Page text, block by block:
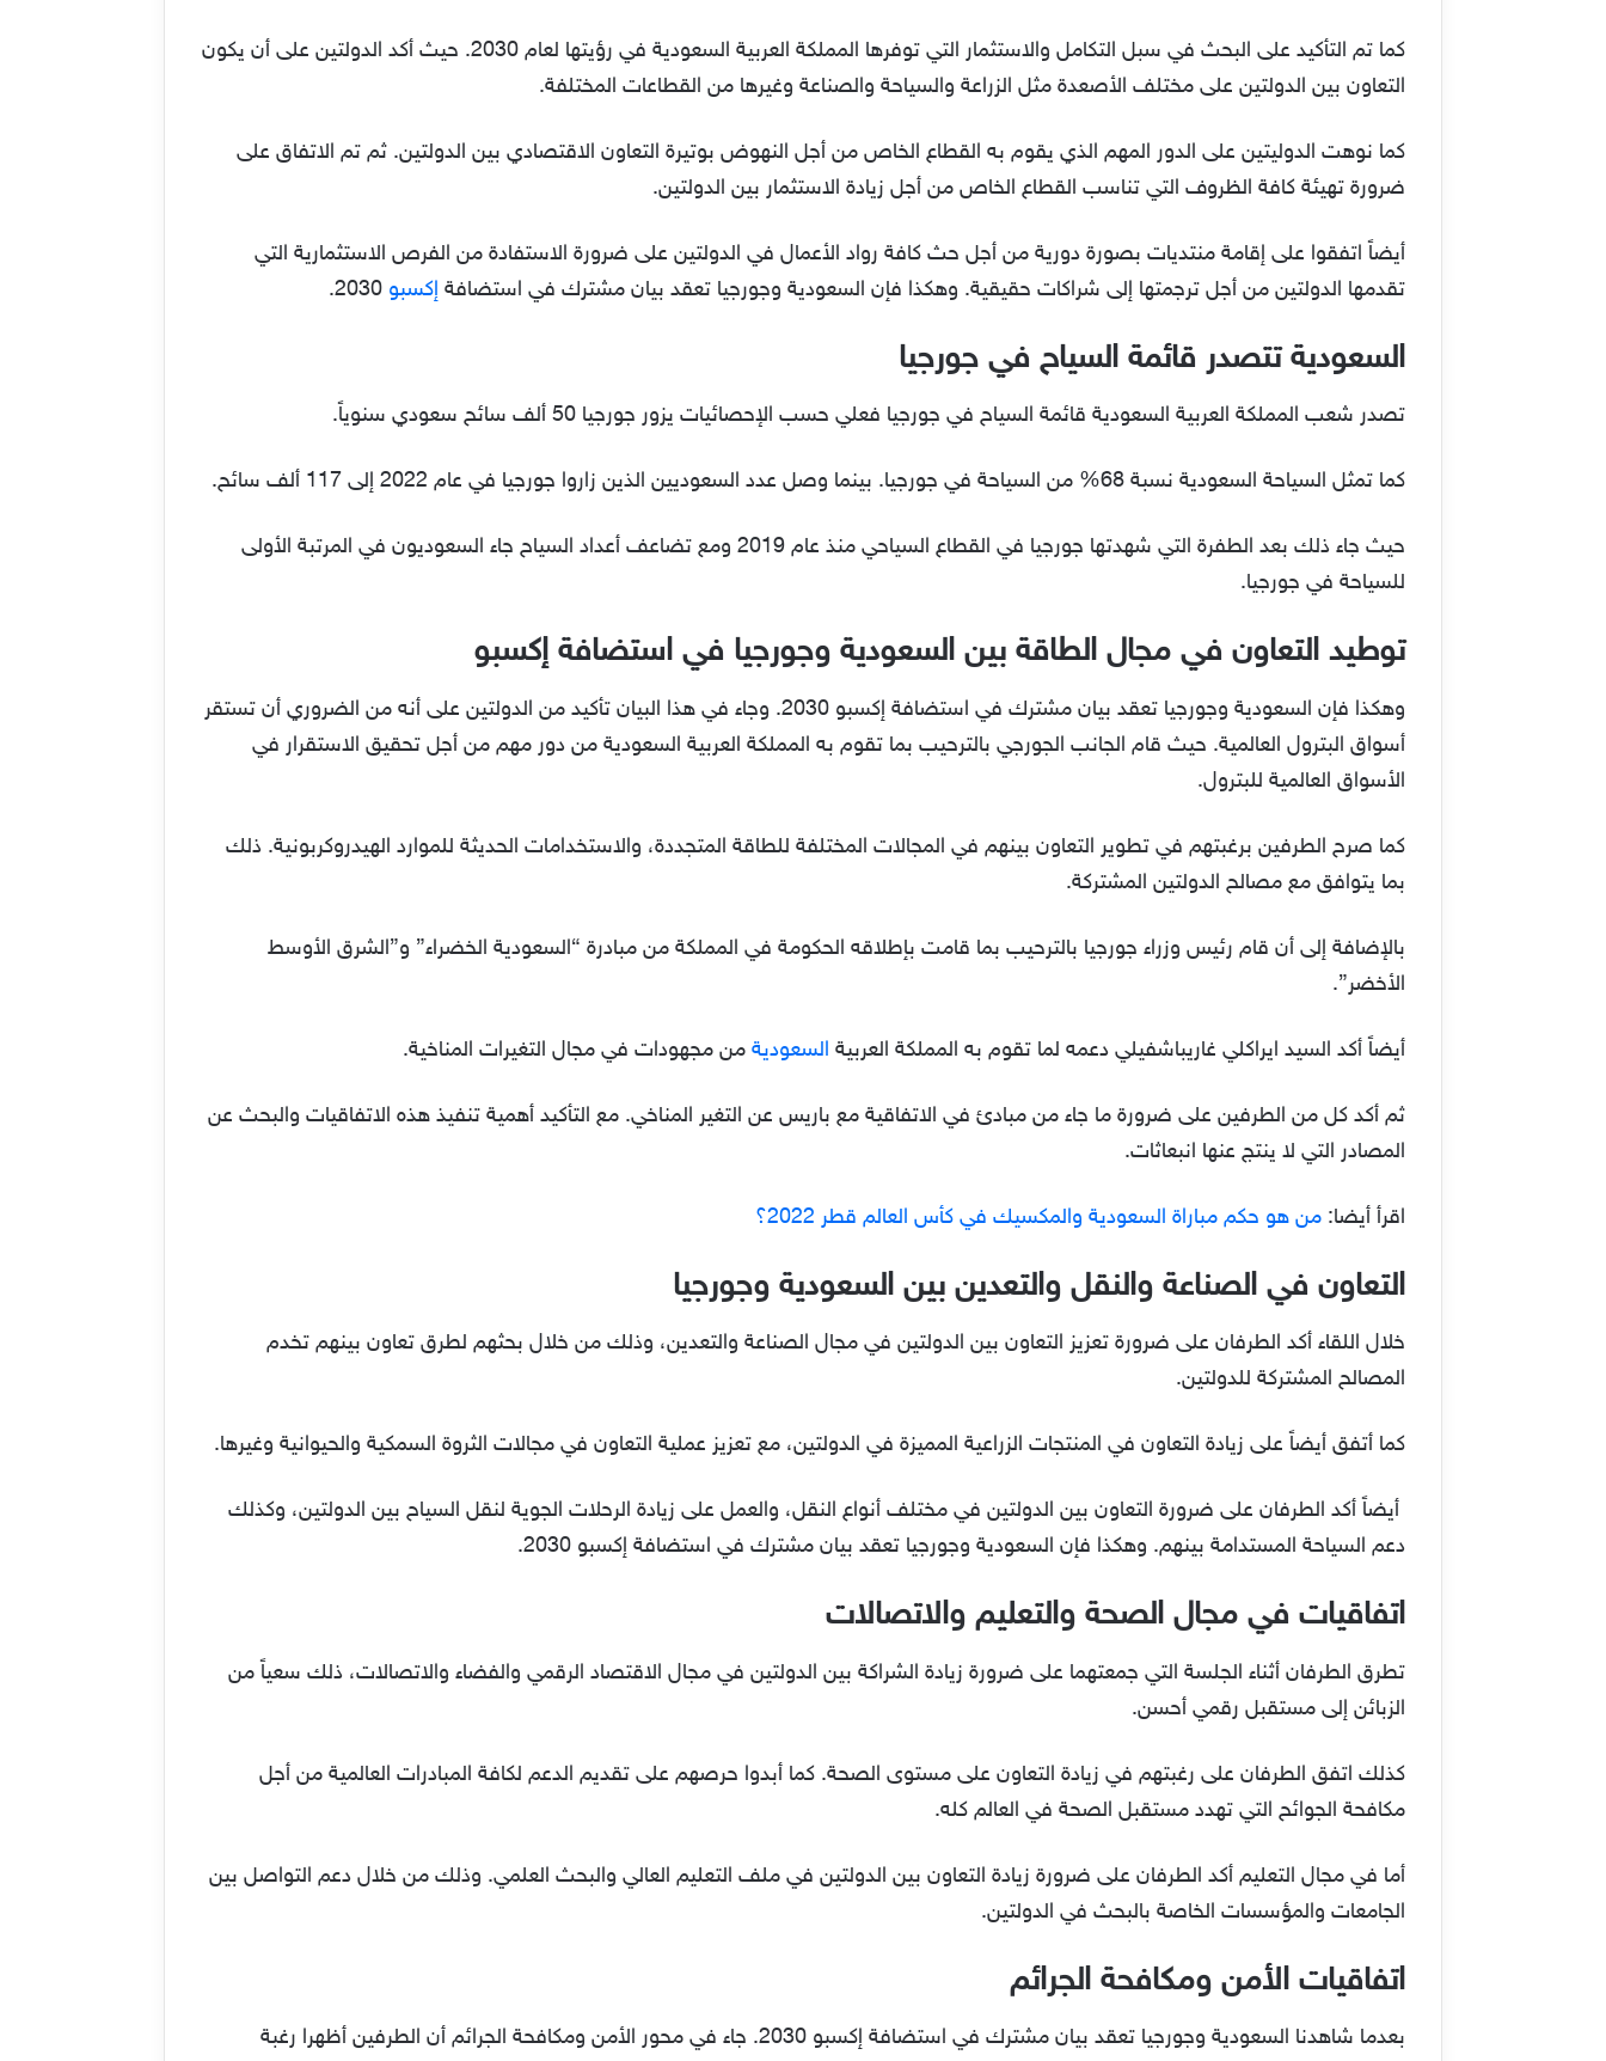
كما تم التأكيد على البحث في سبل التكامل والاستثمار التي توفرها المملكة العربية السعودية في رؤيتها لعام 2030. حيث أكد الدولتين على أن يكون
التعاون بين الدولتين على مختلف الأصعدة مثل الزراعة والسياحة والصناعة وغيرها من القطاعات المختلفة.
كما نوهت الدوليتين على الدور المهم الذي يقوم به القطاع الخاص من أجل النهوض بوتيرة التعاون الاقتصادي بين الدولتين. ثم تم الاتفاق على
ضرورة تهيئة كافة الظروف التي تناسب القطاع الخاص من أجل زيادة الاستثمار بين الدولتين.
أيضاً اتفقوا على إقامة منتديات بصورة دورية من أجل حث كافة رواد الأعمال في الدولتين على ضرورة الاستفادة من الفرص الاستثمارية التي
تقدمها الدولتين من أجل ترجمتها إلى شراكات حقيقية. وهكذا فإن السعودية وجورجيا تعقد بيان مشترك في استضافة إكسبو 2030.
السعودية تتصدر قائمة السياح في جورجيا
تصدر شعب المملكة العربية السعودية قائمة السياح في جورجيا فعلي حسب الإحصائيات يزور جورجيا 50 ألف سائح سعودي سنوياً.
كما تمثل السياحة السعودية نسبة 68% من السياحة في جورجيا. بينما وصل عدد السعوديين الذين زاروا جورجيا في عام 2022 إلى 117 ألف سائح.
حيث جاء ذلك بعد الطفرة التي شهدتها جورجيا في القطاع السياحي منذ عام 2019 ومع تضاعف أعداد السياح جاء السعوديون في المرتبة الأولى
للسياحة في جورجيا.
توطيد التعاون في مجال الطاقة بين السعودية وجورجيا في استضافة إكسبو
وهكذا فإن السعودية وجورجيا تعقد بيان مشترك في استضافة إكسبو 2030. وجاء في هذا البيان تأكيد من الدولتين على أنه من الضروري أن تستقر
أسواق البترول العالمية. حيث قام الجانب الجورجي بالترحيب بما تقوم به المملكة العربية السعودية من دور مهم من أجل تحقيق الاستقرار في
الأسواق العالمية للبترول.
كما صرح الطرفين برغبتهم في تطوير التعاون بينهم في المجالات المختلفة للطاقة المتجددة، والاستخدامات الحديثة للموارد الهيدروكربونية. ذلك
بما يتوافق مع مصالح الدولتين المشتركة.
بالإضافة إلى أن قام رئيس وزراء جورجيا بالترحيب بما قامت بإطلاقه الحكومة في المملكة من مبادرة “السعودية الخضراء” و”الشرق الأوسط
الأخضر”.
أيضاً أكد السيد ايراكلي غاريباشفيلي دعمه لما تقوم به المملكة العربية السعودية من مجهودات في مجال التغيرات المناخية.
ثم أكد كل من الطرفين على ضرورة ما جاء من مبادئ في الاتفاقية مع باريس عن التغير المناخي. مع التأكيد أهمية تنفيذ هذه الاتفاقيات والبحث عن
المصادر التي لا ينتج عنها انبعاثات.
اقرأ أيضا: من هو حكم مباراة السعودية والمكسيك في كأس العالم قطر 2022؟
التعاون في الصناعة والنقل والتعدين بين السعودية وجورجيا
خلال اللقاء أكد الطرفان على ضرورة تعزيز التعاون بين الدولتين في مجال الصناعة والتعدين، وذلك من خلال بحثهم لطرق تعاون بينهم تخدم
المصالح المشتركة للدولتين.
كما أتفق أيضاً على زيادة التعاون في المنتجات الزراعية المميزة في الدولتين، مع تعزيز عملية التعاون في مجالات الثروة السمكية والحيوانية وغيرها.
أيضاً أكد الطرفان على ضرورة التعاون بين الدولتين في مختلف أنواع النقل، والعمل على زيادة الرحلات الجوية لنقل السياح بين الدولتين، وكذلك
دعم السياحة المستدامة بينهم. وهكذا فإن السعودية وجورجيا تعقد بيان مشترك في استضافة إكسبو 2030.
اتفاقيات في مجال الصحة والتعليم والاتصالات
تطرق الطرفان أثناء الجلسة التي جمعتهما على ضرورة زيادة الشراكة بين الدولتين في مجال الاقتصاد الرقمي والفضاء والاتصالات، ذلك سعياً من
الزبائن إلى مستقبل رقمي أحسن.
كذلك اتفق الطرفان على رغبتهم في زيادة التعاون على مستوى الصحة. كما أبدوا حرصهم على تقديم الدعم لكافة المبادرات العالمية من أجل
مكافحة الجوائح التي تهدد مستقبل الصحة في العالم كله.
أما في مجال التعليم أكد الطرفان على ضرورة زيادة التعاون بين الدولتين في ملف التعليم العالي والبحث العلمي. وذلك من خلال دعم التواصل بين
الجامعات والمؤسسات الخاصة بالبحث في الدولتين.
اتفاقيات الأمن ومكافحة الجرائم
بعدما شاهدنا السعودية وجورجيا تعقد بيان مشترك في استضافة إكسبو 2030. جاء في محور الأمن ومكافحة الجرائم أن الطرفين أظهرا رغبة